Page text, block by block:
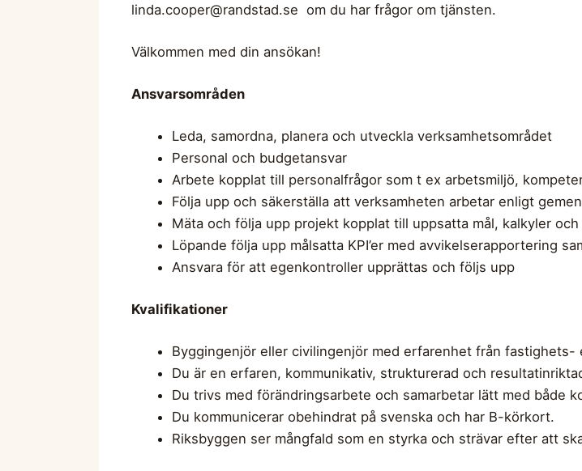
linda.cooper@randstad.se om du har frågor om tjänsten.
Välkommen med din ansökan!
Ansvarsområden
Leda, samordna, planera och utveckla verksamhetsområdet
Personal och budgetansvar
Arbete kopplat till personalfrågor som t ex arbetsmiljö,
Följa upp och säkerställa att verksamheten arbetar enligt
Mäta och följa upp projekt kopplat till uppsatta mål, kalkyler
Löpande följa upp målsatta KPI’er med avvikelserapportering
Ansvara för att egenkontroller upprättas och följs upp
Kvalifikationer
Byggingenjör eller civilingenjör med erfarenhet från fastighets-
Du är en erfaren, kommunikativ, strukturerad och
Du trivs med förändringsarbete och samarbetar lätt med både
Du kommunicerar obehindrat på svenska och har B-körkort.
Riksbyggen ser mångfald som en styrka och strävar efter att